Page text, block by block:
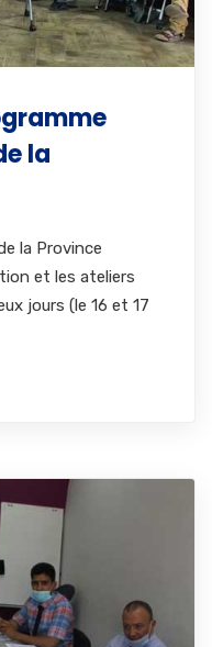
la
la Province
et les ateliers
jours (le 16 et 17